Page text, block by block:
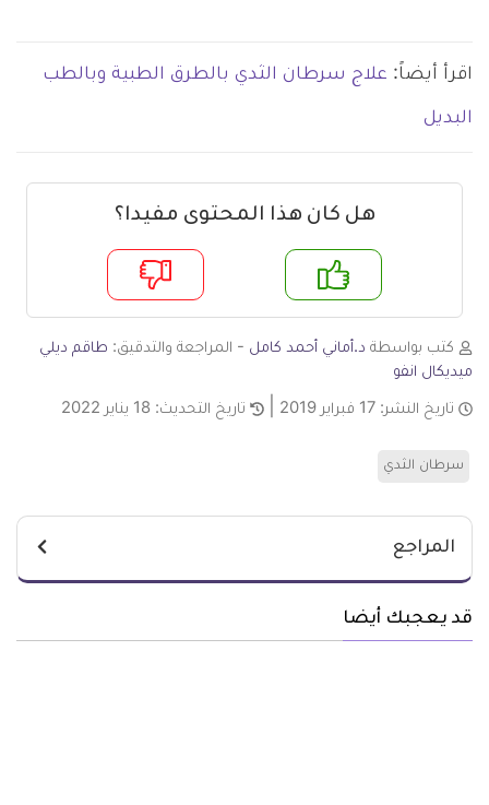
اقرأ أيضاً: علاج سرطان الثدي بالطرق الطبية وبالطب
البديل
هل كان هذا المحتوى مفيدا؟
لا
كتب بواسطة د.أماني أحمد كامل - المراجعة والتدقيق: طاقم ديلي
ميديكال انفو
تاريخ النشر: 17 فبراير 2019 تاريخ التحديث: 18 يناير 2022
سرطان الثدي
المراجع
قد يعجبك أيضا